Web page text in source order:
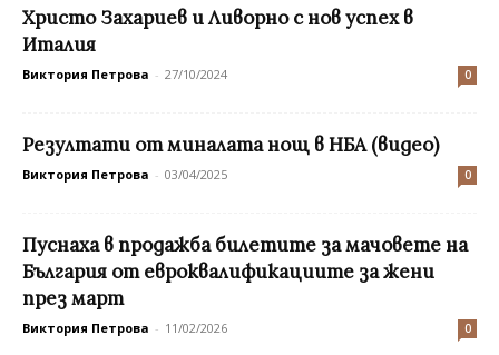
Христо Захариев и Ливорно с нов успех в
Италия
Виктория Петрова - 27/10/2024 0
Резултати от миналата нощ в НБА (видео)
Виктория Петрова - 03/04/2025 0
Пуснаха в продажба билетите за мачовете на
България от евроквалификациите за жени
през март
Виктория Петрова - 11/02/2026 0